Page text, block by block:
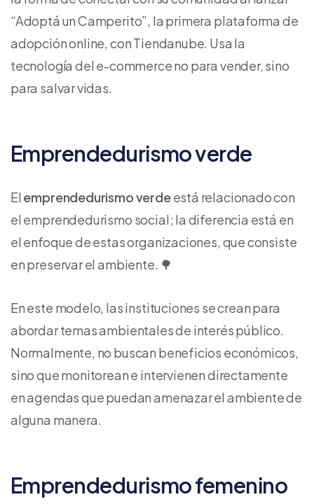
“Adoptá un Camperito”, la primera plataforma de
adopción online, con Tiendanube. Usa la
tecnología del e-commerce no para vender, sino
para salvar vidas.
Emprendedurismo verde
El emprendedurismo verdeestá relacionado con
el emprendedurismo social; la diferencia está en
el enfoque de estas organizaciones, que consiste
en preservar el ambiente. 🌳
En este modelo, las instituciones se crean para
abordar temas ambientales de interés público.
Normalmente, no buscan beneficios económicos,
sino que monitorean e intervienen directamente
en agendas que puedan amenazar el ambiente de
alguna manera.
Emprendedurismo femenino